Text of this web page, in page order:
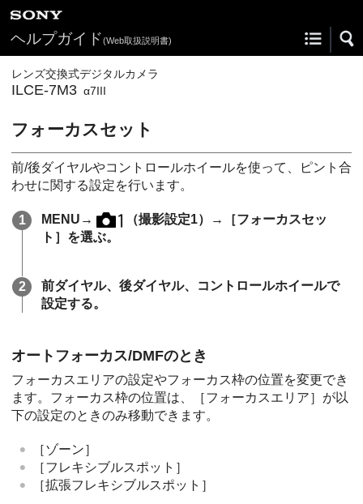
ヘルプガイド(Web取扱説明書)
レンズ交換式デジタルカメラ
ILCE-7M3 α7III
フォーカスセット
前/後ダイヤルやコントロールホイールを使って、ピント合
わせに関する設定を行います。
MENU → （撮影設定1）→
［フォーカスセッ
ト］ を選ぶ。
前ダイヤル、後ダイヤル、コントロールホイールで
設定する。
オートフォーカス/DMFのとき
フォーカスエリアの設定やフォーカス枠の位置を変更でき
ます。フォーカス枠の位置は、
［フォーカスエリア］ が以
下の設定のときのみ移動できます。
［ゾーン］
［フレキシブルスポット］
［拡張フレキシブルスポット］